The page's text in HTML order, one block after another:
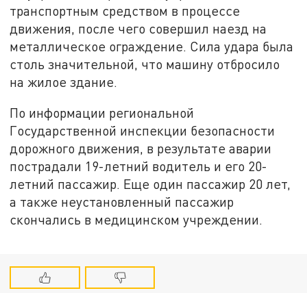
транспортным средством в процессе
движения, после чего совершил наезд на
металлическое ограждение. Сила удара была
столь значительной, что машину отбросило
на жилое здание.
По информации региональной
Государственной инспекции безопасности
дорожного движения, в результате аварии
пострадали 19-летний водитель и его 20-
летний пассажир. Еще один пассажир 20 лет,
а также неустановленный пассажир
скончались в медицинском учреждении.